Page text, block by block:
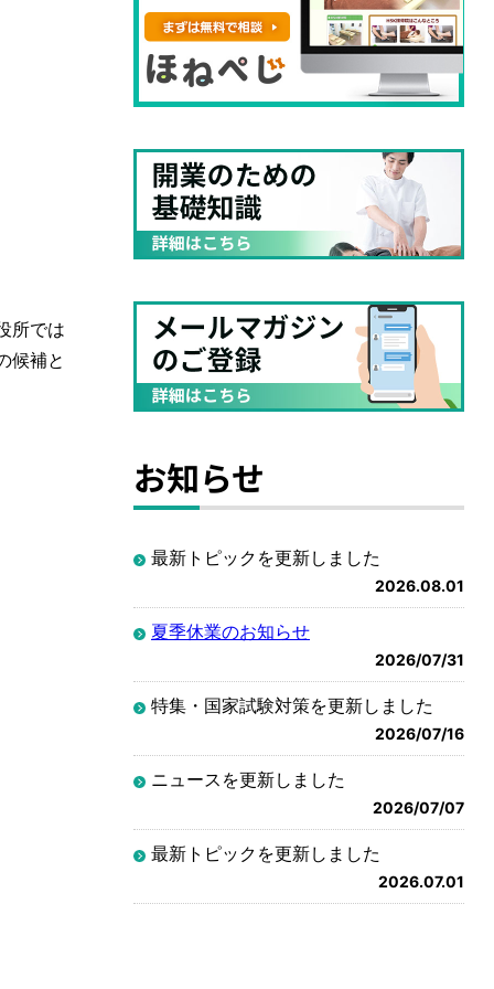
所では
候補と
お知らせ
最新トピックを更新しました
2026.08.01
夏季休業のお知らせ
2026/07/31
特集・国家試験対策を更新しました
2026/07/16
ニュースを更新しました
2026/07/07
最新トピックを更新しました
2026.07.01